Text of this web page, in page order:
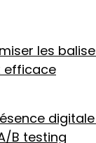
les
efficace
B testing